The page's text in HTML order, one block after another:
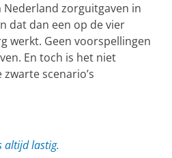
zorguitgaven in
dat dan een op de vier
werkt. Geen voorspellingen
En toch is het niet
scenario’s